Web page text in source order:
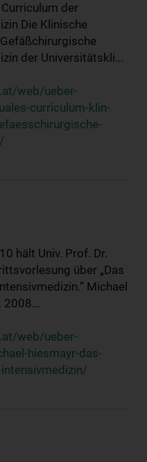
der
Die Klinische
der Universitätskli...
web/ueber-
curriculum-klin-
hält Univ. Prof. Dr.
über „Das
Michael
2008...
web/ueber-
hiesmayr-das-